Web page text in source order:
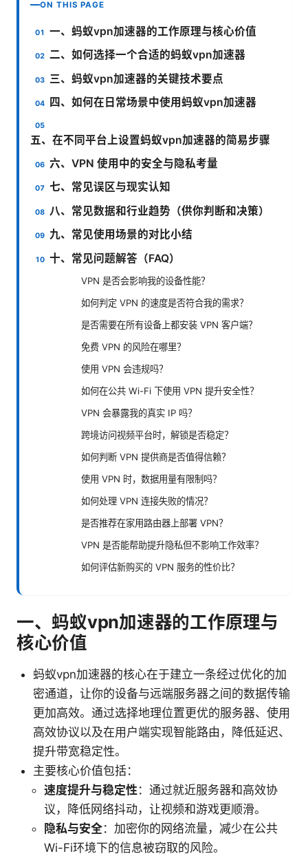
ON THIS PAGE
一、蚂蚁vpn加速器的工作原理与核心价值
二、如何选择一个合适的蚂蚁vpn加速器
三、蚂蚁vpn加速器的关键技术要点
四、如何在日常场景中使用蚂蚁vpn加速器
五、在不同平台上设置蚂蚁vpn加速器的简易步骤
六、VPN 使用中的安全与隐私考量
七、常见误区与现实认知
八、常见数据和行业趋势（供你判断和决策）
九、常见使用场景的对比小结
十、常见问题解答（FAQ）
VPN 是否会影响我的设备性能？
如何判定 VPN 的速度是否符合我的需求？
是否需要在所有设备上都安装 VPN 客户端？
免费 VPN 的风险在哪里？
使用 VPN 会违规吗？
如何在公共 Wi-Fi 下使用 VPN 提升安全性？
VPN 会暴露我的真实 IP 吗？
跨境访问视频平台时，解锁是否稳定？
如何判断 VPN 提供商是否值得信赖？
使用 VPN 时，数据用量有限制吗？
如何处理 VPN 连接失败的情况？
是否推荐在家用路由器上部署 VPN？
VPN 是否能帮助提升隐私但不影响工作效率？
如何评估新购买的 VPN 服务的性价比？
一、蚂蚁vpn加速器的工作原理与
核心价值
蚂蚁vpn加速器的核心在于建立一条经过优化的加
密通道，让你的设备与远端服务器之间的数据传输
更加高效。通过选择地理位置更优的服务器、使用
高效协议以及在用户端实现智能路由，降低延迟、
提升带宽稳定性。
主要核心价值包括：
速度提升与稳定性：通过就近服务器和高效协
议，降低网络抖动，让视频和游戏更顺滑。
隐私与安全：加密你的网络流量，减少在公共
Wi-Fi环境下的信息被窃取的风险。